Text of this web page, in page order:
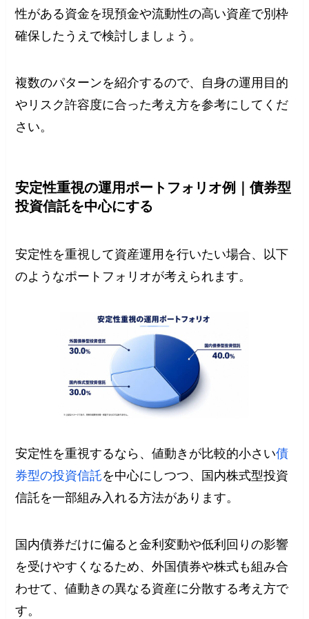
性がある資金を現預金や流動性の高い資産で別枠
確保したうえで検討しましょう。
複数のパターンを紹介するので、自身の運用目的
やリスク許容度に合った考え方を参考にしてくだ
さい。
安定性重視の運用ポートフォリオ例｜債券型
投資信託を中心にする
安定性を重視して資産運用を行いたい場合、以下
のようなポートフォリオが考えられます。
安定性を重視するなら、値動きが比較的小さい債
券型の投資信託を中心にしつつ、国内株式型投資
信託を一部組み入れる方法があります。
国内債券だけに偏ると金利変動や低利回りの影響
を受けやすくなるため、外国債券や株式も組み合
わせて、値動きの異なる資産に分散する考え方で
す。